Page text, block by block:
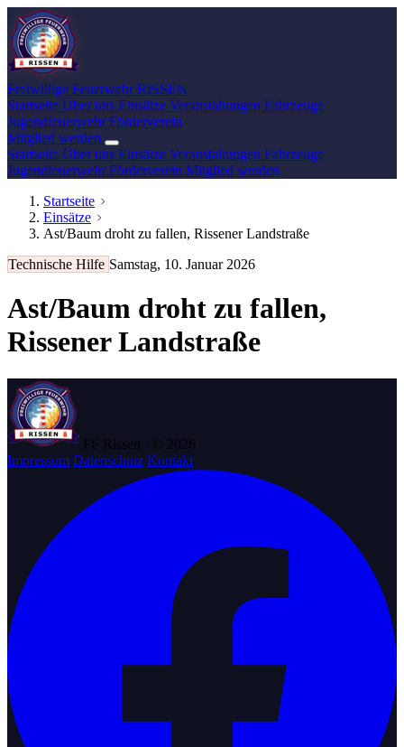
Freiwillige Feuerwehr RISSEN
Startseite Über uns Einsätze Veranstaltungen Fahrzeuge
JugendfeuerwehrFörderverein
Mitglied werden
Startseite Über uns Einsätze Veranstaltungen Fahrzeuge
JugendfeuerwehrFörderverein Mitglied werden
Startseite
Einsätze
Ast/Baum droht zu fallen, Rissener Landstraße
Technische Hilfe Samstag, 10. Januar 2026
Ast/Baum droht zu fallen,
Rissener Landstraße
FF Rissen · © 2026
Impressum Datenschutz Kontakt